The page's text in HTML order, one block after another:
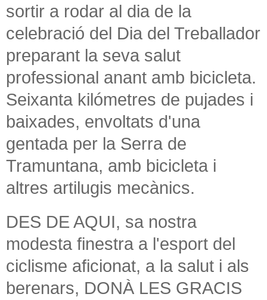
sortir a rodar al dia de la
celebració del Dia del Treballador
preparant la seva salut
professional anant amb bicicleta.
Seixanta kilómetres de pujades i
baixades, envoltats d'una
gentada per la Serra de
Tramuntana, amb bicicleta i
altres artilugis mecànics.
DES DE AQUI, sa nostra
modesta finestra a l'esport del
ciclisme aficionat, a la salut i als
berenars, DONÀ LES GRACIS